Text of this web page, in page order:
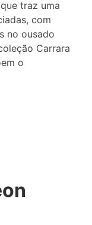
traz uma
com
no ousado
Carrara
o